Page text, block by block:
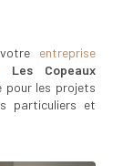
entreprise
Les Copeaux
pour les projets
particuliers et